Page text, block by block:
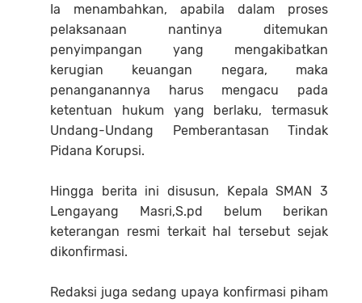
Ia menambahkan, apabila dalam proses
pelaksanaan nantinya ditemukan
penyimpangan yang mengakibatkan
kerugian keuangan negara, maka
penanganannya harus mengacu pada
ketentuan hukum yang berlaku, termasuk
Undang-Undang Pemberantasan Tindak
Pidana Korupsi.
Hingga berita ini disusun, Kepala SMAN 3
Lengayang Masri,S.pd belum berikan
keterangan resmi terkait hal tersebut sejak
dikonfirmasi.
Redaksi juga sedang upaya konfirmasi piham